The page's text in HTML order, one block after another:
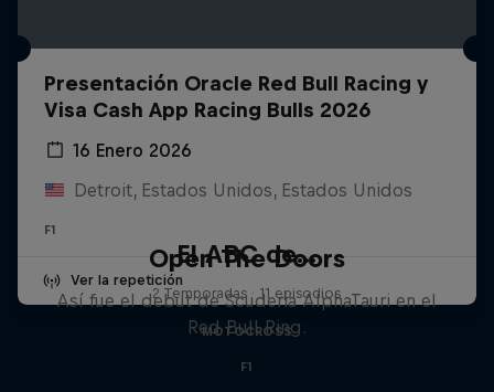
Presentación Oracle Red Bull Racing y
Visa Cash App Racing Bulls 2026
16 Enero 2026
Detroit, Estados Unidos, Estados Unidos
F1
Ver la repetición
El ABC de...
2 Temporadas · 11 episodios
MOTOCROSS
Open The Doors
Así fue el debut de Scuderia AlphaTauri en el
Red Bull Ring.
F1